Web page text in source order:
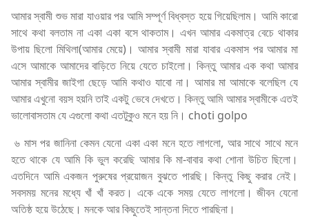
আমার স্বামী শুভ মারা যাওয়ার পর আমি সম্পূর্ণ বিধ্বস্ত হয়ে গিয়েছিলাম। আমি কারো
সাথে কথা বলতাম না একা একা বসে থাকতাম। এখন আমার একমাত্র বেচে থাকার
উপায় ছিলো মিথিলা(আমার মেয়ে)। আমার স্বামী মারা যাবার একমাস পর আমার মা
এসে আমাকে আমাদের বাড়িতে নিয়ে যেতে চাইলো। কিন্তু আমার এক কথা আমার
আমার স্বামীর জাইগা ছেড়ে আমি কথাও যাবো না। আমার মা আমাকে বলেছিল যে
আমার এখুনো বয়স হয়নি তাই একটু ভেবে দেখতে। কিন্তু আমি আমার স্বামীকে এতই
ভালোবাসতাম যে এগুলো কথা এতটুকুও মনে হয় নি। choti golpo
৬ মাস পর জানিনা কেমন যেনো একা একা মনে হতে লাগলো, আর সাথে সাথে মনে
হতে থাকে যে আমি কি ভুল করেছি আমার কি মা-বাবার কথা শোনা উচিত ছিলো।
এতদিনে আমি একজন পুরুষের প্রয়োজন বুঝতে পারছি। কিন্তু কিছু করার নেই।
সবসময় মনের মধ্যে খাঁ খাঁ করত। একে একে সময় যেতে লাগলো। জীবন যেনো
অতিষ্ঠ হয়ে উঠেছে। মনকে আর কিছুতেই সান্তনা দিতে পারছিনা।